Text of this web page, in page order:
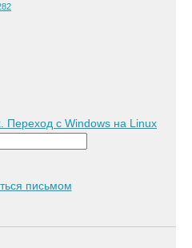
Переход с Windows на Linux
письмом